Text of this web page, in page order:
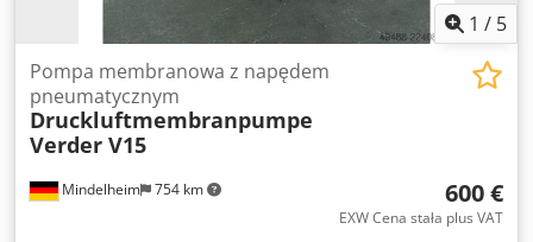
1 / 5
Mindelheim 754 km
Pompa membranowa z napędem
pneumatycznym
Druckluftmembranpumpe
Verder V15
600 €
EXW Cena stała plus VAT